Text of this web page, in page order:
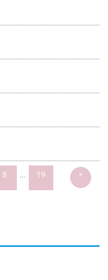
8 ... 19 >